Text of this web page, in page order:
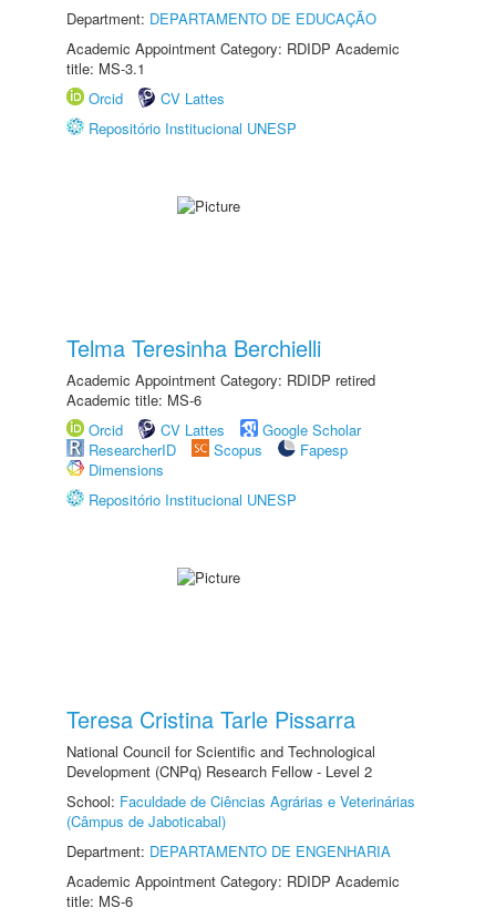
Department: DEPARTAMENTO DE EDUCAÇÃO
Academic Appointment Category: RDIDP Academic
title: MS-3.1
Orcid
CV Lattes
Repositório Institucional UNESP
Telma Teresinha Berchielli
Academic Appointment Category: RDIDP retired
Academic title: MS-6
Orcid
CV Lattes
Google Scholar
ResearcherID
Scopus
Fapesp
Dimensions
Repositório Institucional UNESP
Teresa Cristina Tarle Pissarra
National Council for Scientific and Technological
Development (CNPq) Research Fellow - Level 2
School: Faculdade de Ciências Agrárias e Veterinárias
(Câmpus de Jaboticabal)
Department: DEPARTAMENTO DE ENGENHARIA
Academic Appointment Category: RDIDP Academic
title: MS-6